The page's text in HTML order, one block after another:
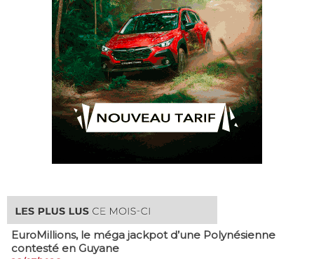
EuroMillions, ​le méga jackpot d’une Polynésienne
contesté en Guyane